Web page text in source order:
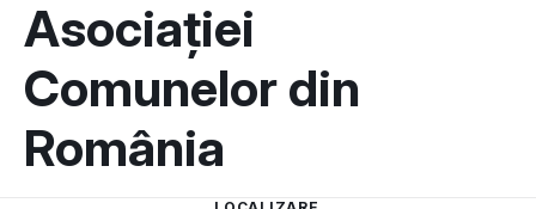
Asociației
Comunelor din
România